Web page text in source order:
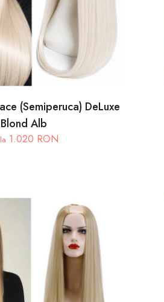
(Semiperuca) DeLuxe
Blond Alb
1.020 RON